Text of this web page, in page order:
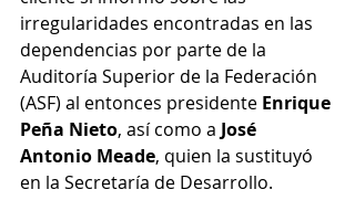
irregularidades encontradas en las
dependencias por parte de la
Auditoría Superior de la Federación
(ASF) al entonces presidente Enrique
Peña Nieto, así como a José
Antonio Meade, quien la sustituyó
en la Secretaría de Desarrollo.